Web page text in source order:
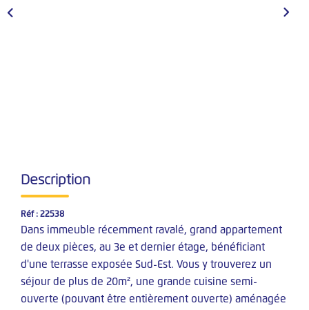
Nos Biens Loués
GESTION
Description
Réf : 22538
Dans immeuble récemment ravalé, grand appartement
de deux pièces, au 3e et dernier étage, bénéficiant
d'une terrasse exposée Sud-Est. Vous y trouverez un
séjour de plus de 20m², une grande cuisine semi-
ouverte (pouvant être entièrement ouverte) aménagée